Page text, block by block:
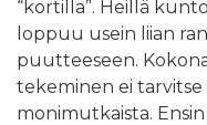
“kortilla”. Heillä
loppuu usein liian
puutteeseen.
tekeminen ei tarvitse
monimutkaista.